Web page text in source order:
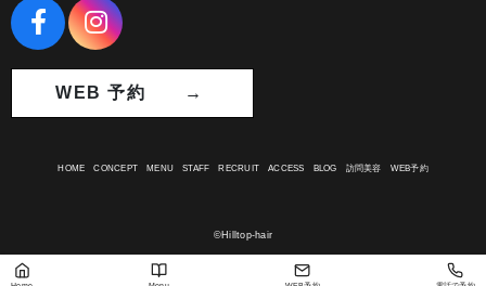
WEB 予約 →
HOME CONCEPT MENU STAFF RECRUIT ACCESS BLOG 訪問美容 WEB予約
©Hilltop-hair